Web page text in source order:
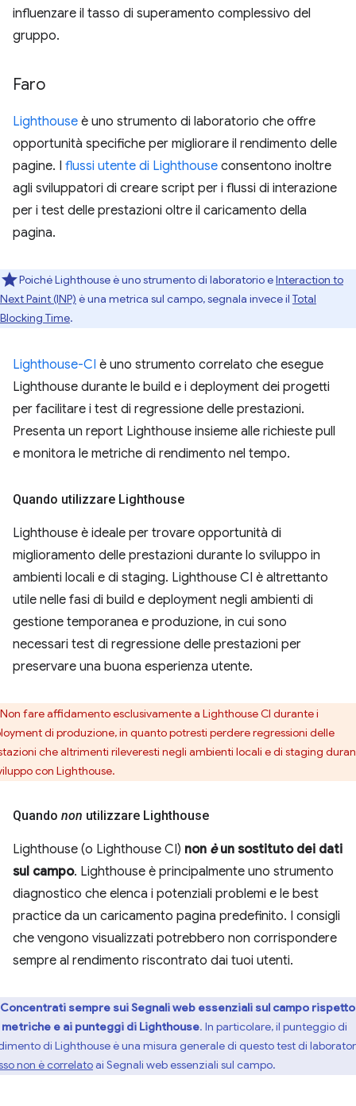
influenzare il tasso di superamento complessivo del
gruppo.
Faro
Lighthouse è uno strumento di laboratorio che offre
opportunità specifiche per migliorare il rendimento delle
pagine. I flussi utente di Lighthouse consentono inoltre
agli sviluppatori di creare script per i flussi di interazione
per i test delle prestazioni oltre il caricamento della
pagina.
Poiché Lighthouse è uno strumento di laboratorio eInteraction to
Next Paint (INP) è una metrica sul campo, segnala invece il Total
Blocking Time.
Lighthouse-CI è uno strumento correlato che esegue
Lighthouse durante le build e i deployment dei progetti
per facilitare i test di regressione delle prestazioni.
Presenta un report Lighthouse insieme alle richieste pull
e monitora le metriche di rendimento nel tempo.
Quando utilizzare Lighthouse
Lighthouse è ideale per trovare opportunità di
miglioramento delle prestazioni durante lo sviluppo in
ambienti locali e di staging. Lighthouse CI è altrettanto
utile nelle fasi di build e deployment negli ambienti di
gestione temporanea e produzione, in cui sono
necessari test di regressione delle prestazioni per
preservare una buona esperienza utente.
Non fare affidamento esclusivamente a Lighthouse CI durante i
di produzione, in quanto potresti perdere regressioni delle
che altrimenti rileveresti negli ambienti locali e di staging
con Lighthouse.
Quando non utilizzare Lighthouse
Lighthouse (o Lighthouse CI) non èun sostituto dei dati
sul campo. Lighthouse è principalmente uno strumento
diagnostico che elenca i potenziali problemi e le best
practice da un caricamento pagina predefinito. I consigli
che vengono visualizzati potrebbero non corrispondere
sempre al rendimento riscontrato dai tuoi utenti.
Concentrati sempre sui Segnali web essenziali sul campo rispetto
metriche e ai punteggi di Lighthouse. In particolare, il punteggio di
di Lighthouse è una misura generale di questo test di
non è correlatoai Segnali web essenziali sul campo.